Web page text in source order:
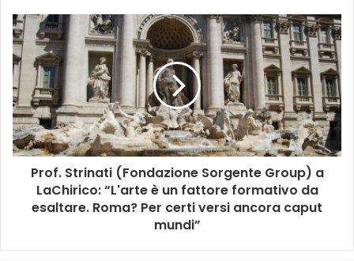
Prof. Strinati (Fondazione Sorgente Group) a
LaChirico: “L'arte è un fattore formativo da
esaltare. Roma? Per certi versi ancora caput
mundi”